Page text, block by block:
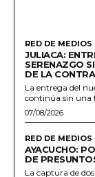
RED DE MEDIOS
JULIACA:
SERENAZGO
DE LA
La entrega del
continúa sin una
07/08/2026
RED DE MEDIOS
AYACUCHO:
DE
La captura de